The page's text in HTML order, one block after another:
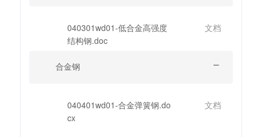
040301wd01-低合金高强度
结构钢.doc
文档
合金钢
040401wd01-合金弹簧钢.do
cx
文档